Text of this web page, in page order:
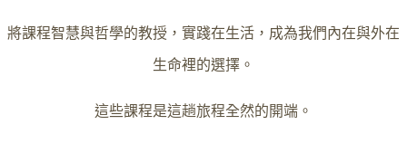
將課程智慧與哲學的教授，實踐在生活，成為我們內在與外在
生命裡的選擇。
這些課程是這趟旅程全然的開端。